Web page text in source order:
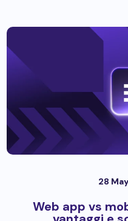
28
Web app vs